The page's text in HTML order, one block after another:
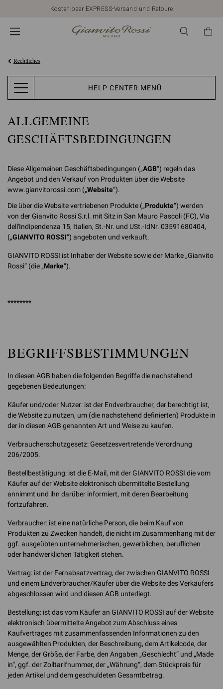
Entdecken Sie unsere Neuheiten
Rechtliches
HELP CENTER MENÜ
ALLGEMEINE
GESCHÄFTSBEDINGUNGEN
Diese Allgemeinen Geschäftsbedingungen („AGB“) regeln das
Angebot und den Verkauf von Produkten über die Website
www.gianvitorossi.com („Website“).
Die über die Website vertriebenen Produkte („Produkte“) werden
von der Gianvito Rossi S.r.l. mit Sitz in San Mauro Pascoli (FC), Via
dell'Indipendenza 15, Italien, St.-Nr. und USt.-IdNr. 03591680404,
(„GIANVITO ROSSI“) angeboten und verkauft.
GIANVITO ROSSI ist Inhaber der Website sowie der Marke „Gianvito
Rossi“ (die „Marke“).
********
BEGRIFFSBESTIMMUNGEN
In diesen AGB haben die folgenden Begriffe die nachstehend
gegebenen Bedeutungen:
Käufer und/oder Nutzer: ist der Endverbraucher, der berechtigt ist,
die Website zu nutzen, um (die nachstehend definierten) Produkte in
der in diesen AGB genannten Art und Weise zu kaufen.
Verbraucherschutzgesetz: Gesetzesvertretende Verordnung
206/2005.
Bestellbestätigung: ist die E-Mail, mit der GIANVITO ROSSI die vom
Käufer auf der Website elektronisch übermittelte Bestellung
annimmt und ihn darüber informiert, mit deren Bearbeitung
fortzufahren.
Verbraucher: ist eine natürliche Person, die beim Kauf von
Produkten zu Zwecken handelt, die nicht im Zusammenhang mit der
ggf. ausgeübten unternehmerischen, gewerblichen, beruflichen
oder handwerklichen Tätigkeit stehen.
Vertrag: ist der Fernabsatzvertrag, der zwischen GIANVITO ROSSI
und einem Endverbraucher/Käufer über die Website des Verkäufers
abgeschlossen wird und diesen AGB unterliegt.
Bestellung: ist das vom Käufer an GIANVITO ROSSI auf der Website
elektronisch übermittelte Angebot zum Abschluss eines
Kaufvertrages mit zusammenfassenden Informationen zu den
ausgewählten Produkten, der Beschreibung, dem Artikelcode, der
Menge, der Größe, der Farbe, den Angaben „Geschlecht“ und „Made
in“, ggf. der Zolltarifnummer, der „Währung“, dem Stückpreis für
jeden Artikel und dem geschuldeten Gesamtbetrag.